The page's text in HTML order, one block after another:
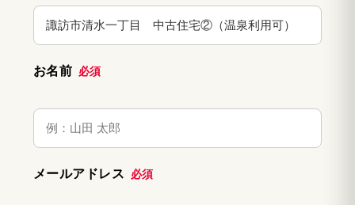
お名前 必須
メールアドレス 必須